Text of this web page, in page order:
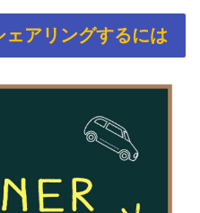
アリングするには